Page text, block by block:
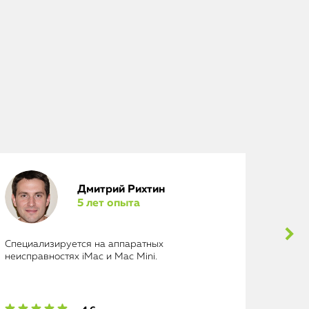
Дмитрий Рихтин
5 лет опыта
Специализируется на аппаратных
неисправностях iMac и Mac Mini.